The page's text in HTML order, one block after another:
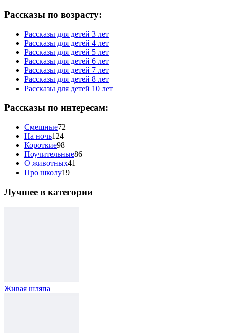
Рассказы по возрасту:
Рассказы для детей 3 лет
Рассказы для детей 4 лет
Рассказы для детей 5 лет
Рассказы для детей 6 лет
Рассказы для детей 7 лет
Рассказы для детей 8 лет
Рассказы для детей 10 лет
Рассказы по интересам:
Смешные72
На ночь124
Короткие98
Поучительные86
О животных41
Про школу19
Лучшее в категории
Живая шляпа